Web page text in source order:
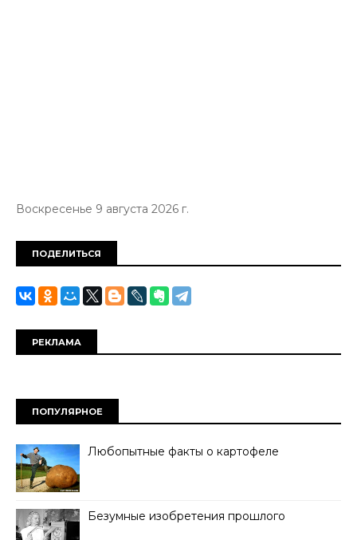
Воскресенье 9 августа 2026 г.
ПОДЕЛИТЬСЯ
РЕКЛАМА
ПОПУЛЯРНОЕ
Любопытные факты о картофеле
Безумные изобретения прошлого